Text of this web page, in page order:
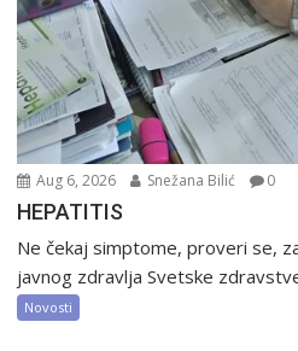
Aug 6, 2026 Snežana Bilić 0
HEPATITIS
Ne čekaj simptome, proveri se,
javnog zdravlja Svetske
Novosti